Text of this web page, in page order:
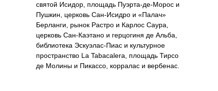
святой Исидор, площадь Пуэрта-де-Морос и
Пушкин, церковь Сан-Исидро и «Палач»
Берланги, рынок Растро и Карлос Саура,
церковь Сан-Каэтано и герцогиня де Альба,
библиотека Эскуэлас-Пиас и культурное
пространство La Tabacalera, площадь Тирсо
де Молины и Пикассо, корралас и вербенас.